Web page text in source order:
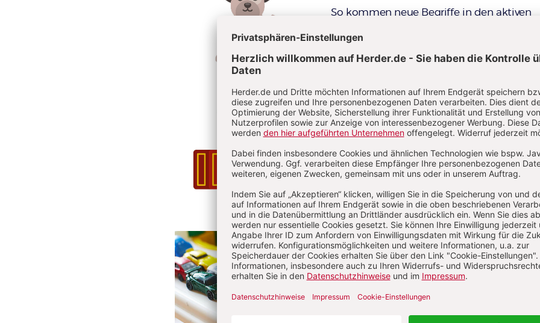
So kommen neue Begriffe in den aktiven
:
Die Wau-Wau-Katze
PLUS
Ausgabe 11-12_2018: Einmaliges aus
Kreativlager S. 13 kompetenzen
Der Trick mit den richtigen Artikeln
:
Der, die, das
PLUS Ausgabe 1_2019: Tanzen in der Kita S.
kompetenzen
Wie Kinder die Mehrzahl erlernen